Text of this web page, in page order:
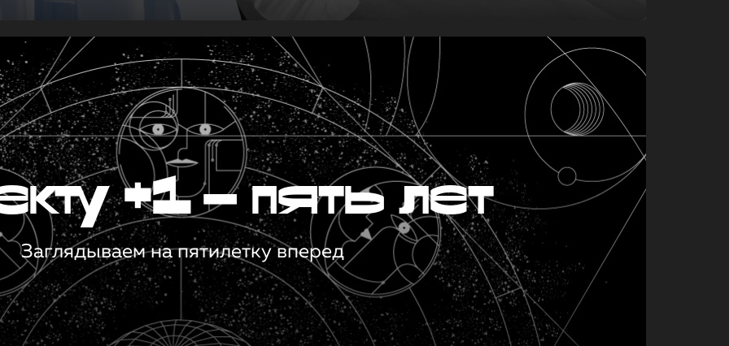
+1 — пять лет
Заглядываем на пятилетку вперед